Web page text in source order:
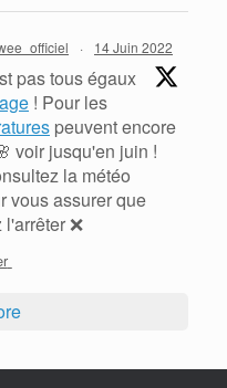
· 14 Juin 2022
pas tous égaux
! Pour les
peuvent encore
voir jusqu'en juin !
la météo
vous assurer que
❌